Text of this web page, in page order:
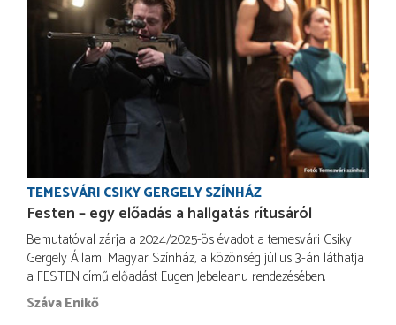
TEMESVÁRI CSIKY GERGELY SZÍNHÁZ
Festen – egy előadás a hallgatás rítusáról
Bemutatóval zárja a 2024/2025-ös évadot a temesvári Csiky
Gergely Állami Magyar Színház, a közönség július 3-án láthatja
a FESTEN című előadást Eugen Jebeleanu rendezésében.
Száva Enikő